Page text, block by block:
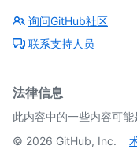
询问GitHub社区
联系支持人员
法律信息
此内容中的一些内容可能
© 2026 GitHub, Inc.